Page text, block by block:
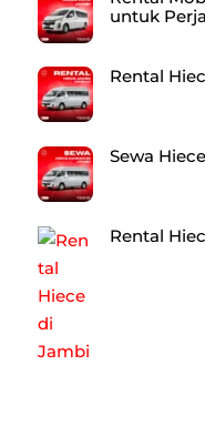
untuk
Rental
Sewa
Rental